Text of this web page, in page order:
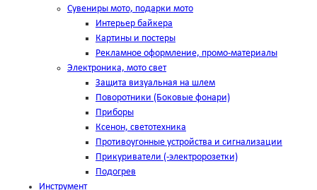
Сувениры мото, подарки мото
Интерьер байкера
Картины и постеры
Рекламное оформление, промо-материалы
Электроника, мото свет
Защита визуальная на шлем
Поворотники (Боковые фонари)
Приборы
Ксенон, светотехника
Противоугонные устройства и сигнализации
Прикуриватели (-электророзетки)
Подогрев
Инструмент